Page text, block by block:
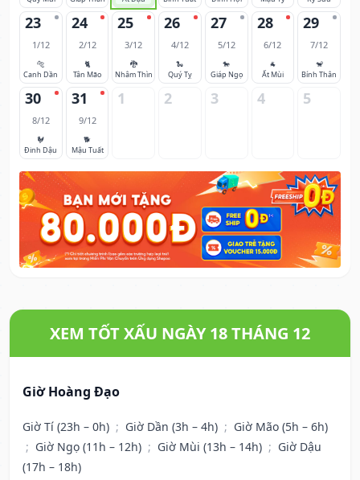
23
1/12
🐅
Canh Dần
24
2/12
🐈
Tân Mão
25
3/12
🐉
Nhâm Thìn
26
4/12
🐍
Quý Tỵ
27
5/12
🐎
Giáp Ngọ
28
6/12
🐐
Ất Mùi
29
7/12
🐒
Bính Thân
30
8/12
🐓
Đinh Dậu
31
9/12
🐕
Mậu Tuất
1 2 3 4 5
XEM TỐT XẤU NGÀY 18 THÁNG 12
Giờ Hoàng Đạo
Giờ Tí (23h – 0h) ; Giờ Dần (3h – 4h) ; Giờ Mão (5h – 6h)
; Giờ Ngọ (11h – 12h) ; Giờ Mùi (13h – 14h) ; Giờ Dậu
(17h – 18h)